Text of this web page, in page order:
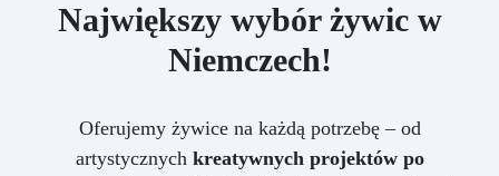
Największy wybór żywic w
Niemczech!
Oferujemy żywice na każdą potrzebę – od
artystycznych kreatywnych projektów po